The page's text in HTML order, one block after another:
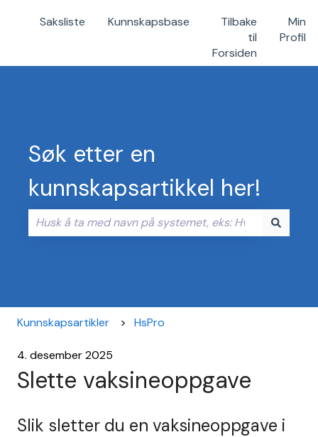
Saksliste Kunnskapsbase
Tilbake
til
Forsiden
Min
Profil
Søk etter en
kunnskapsartikkel her!
Kunnskapsartikler HsPro
4. desember 2025
Slette vaksineoppgave
Slik sletter du en vaksineoppgave i